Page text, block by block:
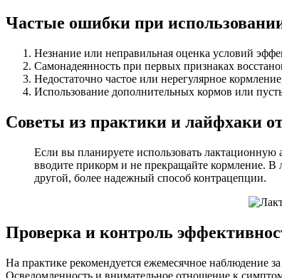
Частые ошибки при
Незнание или неправильная оценка условий
Самонадеянность при первых признаках
Недостаточно частое или нерегулярное
Использование дополнительных кормов или
Советы из практики и лайфхаки
Если вы планируете использовать лактационную
вводите прикорм и не прекращайте кормление. В
другой, более надежный способ контрацепции.
Проверка и контроль
На практике рекомендуется ежемесячное наблюдение
Осведомленность и внимательное отношение к